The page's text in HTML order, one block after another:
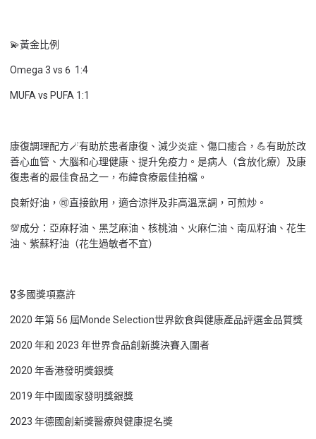
💫黃金比例
Omega 3 vs 6 1:4
MUFA vs PUFA 1:1
康復調理配方🪄有助於患者康復、減少炎症、傷口癒合，💪有助於改
善心血管、大腦和心理健康、提升免疫力。是病人（含放化療）及康
復患者的最佳食品之一，布緯食療最佳拍檔。
良新好油，🉑直接飲用，適合涼拌及非高溫烹調，可煎炒。
💯成分：亞麻籽油、黑芝麻油、核桃油、火麻仁油、南瓜籽油、花生
油、紫蘇籽油（花生過敏者不宜）
🎖多國獎項嘉許
2020 年第 56 屆Monde Selection世界飲食與健康產品評選金品質獎
2020 年和 2023 年世界食品創新獎決賽入圍者
2020 年香港發明獎銀獎
2019 年中國國家發明獎銀獎
2023 年德國創新獎醫療與健康提名獎